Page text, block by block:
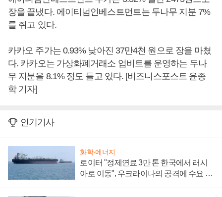
장을 끝냈다. 에이티넘인베스트먼트는 두나무 지분 7%
를 쥐고 있다.
카카오 주가는 0.93% 낮아진 37만4천 원으로 장을 마쳤
다. 카카오는 가상화폐거래소 업비트를 운영하는 두나
무 지분을 8.1% 정도 들고 있다. [비즈니스포스트 윤종
학 기자]
인기기사
화학·에너지
로이터 "정제연료 3만 톤 한국에서 러시
아로 이동", 우크라이나의 공격에 수요 늘